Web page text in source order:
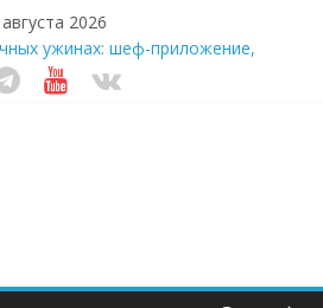
2026
ужинах: шеф-приложение,
еду насквозь
бизнес на полётах дронов и
почему кокосовая вода с